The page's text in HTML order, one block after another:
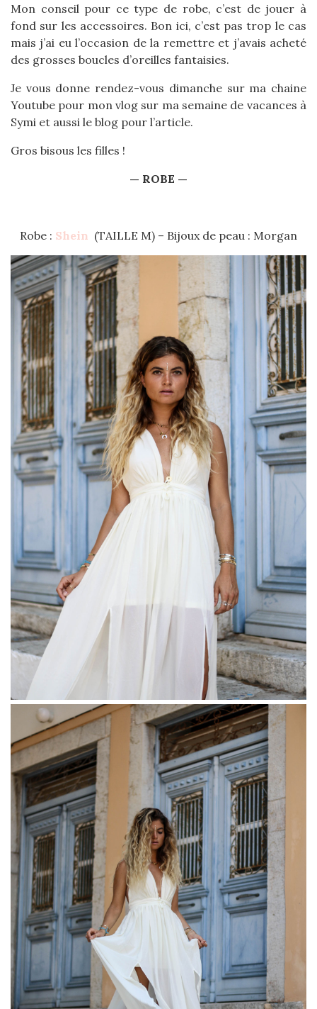
Mon conseil pour ce type de robe, c’est de jouer à
fond sur les accessoires. Bon ici, c’est pas trop le cas
mais j’ai eu l’occasion de la remettre et j’avais acheté
des grosses boucles d’oreilles fantaisies.
Je vous donne rendez-vous dimanche sur ma chaine
Youtube pour mon vlog sur ma semaine de vacances à
Symi et aussi le blog pour l’article.
Gros bisous les filles !
— ROBE —
Robe : Shein (TAILLE M) – Bijoux de peau : Morgan